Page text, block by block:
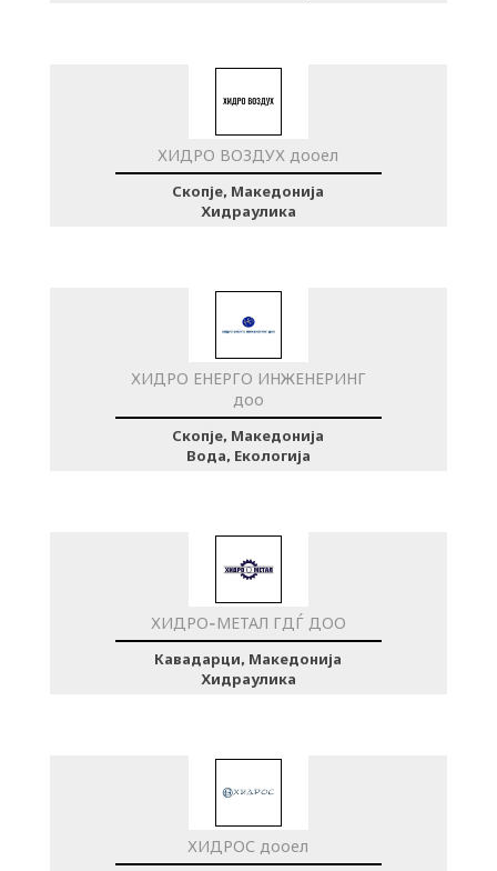
ХИДРО ВОЗДУХ дооел
Скопје, Македонија
Хидраулика
ХИДРО ЕНЕРГО ИНЖЕНЕРИНГ
доо
Скопје, Македонија
Вода, Екологија
ХИДРО-МЕТАЛ ГДЃ ДОО
Кавадарци, Македонија
Хидраулика
ХИДРОС дооел